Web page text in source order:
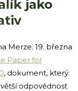
jako
Merze. 19. března
Paper for
, dokument, který
odpovědnost